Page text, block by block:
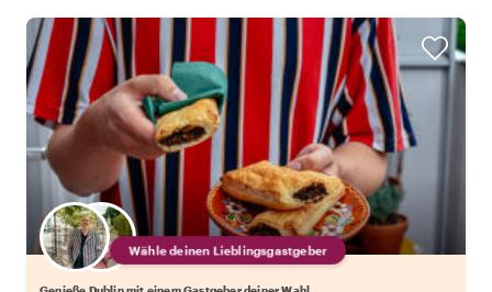
Wähle deinen Lieblingsgastgeber
Genieße Dublin mit einem Gastgeber deiner Wahl